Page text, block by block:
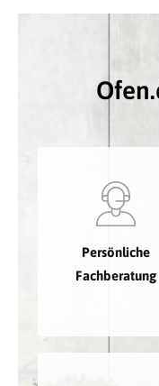
Persönliche
Fachberatung